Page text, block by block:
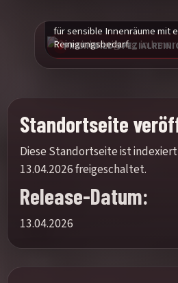
PRAXISBILD
Praxisbild einer
für sensible Innenräume mit
Reinigungsbedarf.
Standortseite
Diese Standortseite ist
13.04.2026 freigeschaltet.
Release-Datum:
13.04.2026